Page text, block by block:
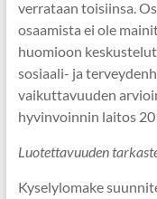
verrataan toisiinsa.
osaamista ei ole
huomioon
sosiaali- ja
vaikuttavuuden
hyvinvoinnin laitos
Luotettavuuden
Kyselylomake